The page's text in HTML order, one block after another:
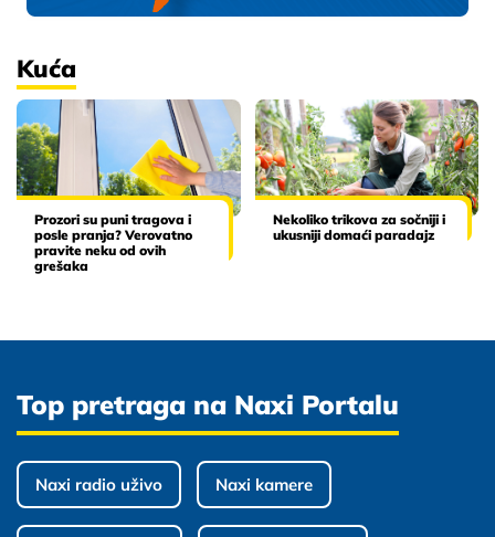
Kuća
Prozori su puni tragova i
posle pranja? Verovatno
pravite neku od ovih
grešaka
Nekoliko trikova za sočniji i
ukusniji domaći paradajz
Top pretraga na Naxi Portalu
Naxi radio uživo Naxi kamere